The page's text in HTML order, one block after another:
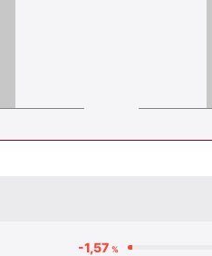
-1,57 %